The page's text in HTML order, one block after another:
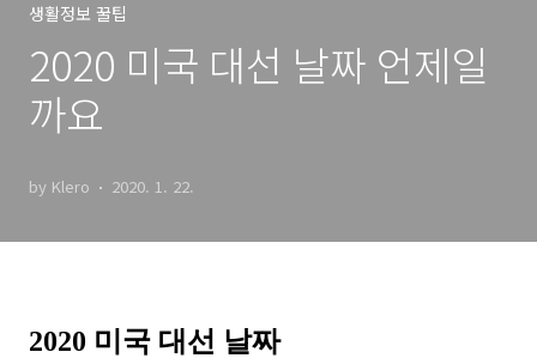
생활정보 꿀팁
2020 미국 대선 날짜 언제일
까요
by Klero 2020. 1. 22.
2020 미국 대선 날짜